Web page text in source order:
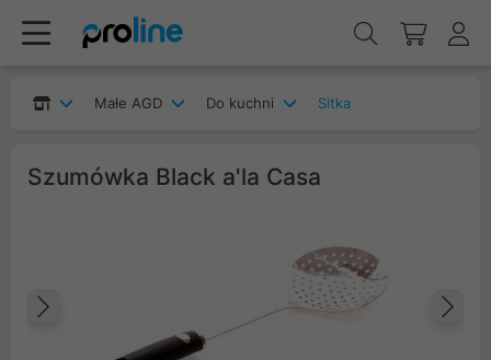
Małe AGD Do kuchni Sitka
Szumówka Black a'la Casa
Poprzedni